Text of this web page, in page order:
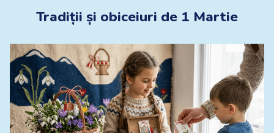
Tradiții și obiceiuri de 1 Martie